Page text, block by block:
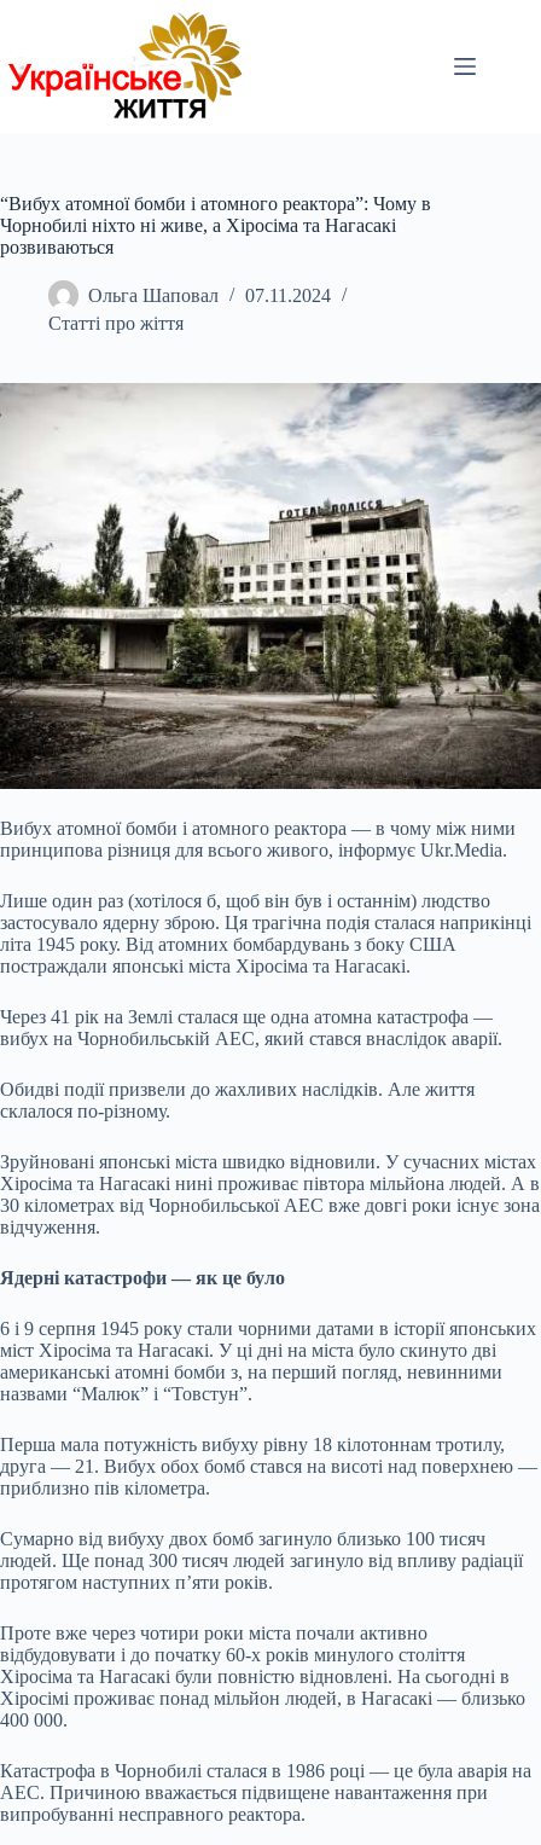
“Вибух атомної бомби і атомного реактора”: Чому в
Чорнобилі ніхто ні живе, а Хіросіма та Нагасакі
розвиваються
Ольга Шаповал
07.11.2024
Статті про жіття
Вибух атомної бомби і атомного реактора — в чому між ними
принципова різниця для всього живого, інформує Ukr.Media.
Лише один раз (хотілося б, щоб він був і останнім) людство
застосувало ядерну зброю. Ця трагічна подія сталася наприкінці
літа 1945 року. Від атомних бомбардувань з боку США
постраждали японські міста Хіросіма та Нагасакі.
Через 41 рік на Землі сталася ще одна атомна катастрофа —
вибух на Чорнобильській АЕС, який стався внаслідок аварії.
Обидві події призвели до жахливих наслідків. Але життя
склалося по-різному.
Зруйновані японські міста швидко відновили. У сучасних містах
Хіросіма та Нагасакі нині проживає півтора мільйона людей. А в
30 кілометрах від Чорнобильської АЕС вже довгі роки існує зона
відчуження.
Ядерні катастрофи — як це було
6 і 9 серпня 1945 року стали чорними датами в історії японських
міст Хіросіма та Нагасакі. У ці дні на міста було скинуто дві
американські атомні бомби з, на перший погляд, невинними
назвами “Малюк” і “Товстун”.
Перша мала потужність вибуху рівну 18 кілотоннам тротилу,
друга — 21. Вибух обох бомб стався на висоті над поверхнею —
приблизно пів кілометра.
Сумарно від вибуху двох бомб загинуло близько 100 тисяч
людей. Ще понад 300 тисяч людей загинуло від впливу радіації
протягом наступних п’яти років.
Проте вже через чотири роки міста почали активно
відбудовувати і до початку 60-х років минулого століття
Хіросіма та Нагасакі були повністю відновлені. На сьогодні в
Хіросімі проживає понад мільйон людей, в Нагасакі — близько
400 000.
Катастрофа в Чорнобилі сталася в 1986 році — це була аварія на
АЕС. Причиною вважається підвищене навантаження при
випробуванні несправного реактора.